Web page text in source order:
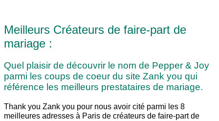
Meilleurs Créateurs de faire-part de
mariage :
Quel plaisir de découvrir le nom de Pepper & Joy
parmi les coups de coeur du site Zank you qui
référence les meilleurs prestataires de mariage.
Thank you Zank you pour nous avoir cité parmi les 8
meilleures adresses à Paris de créateurs de faire-part de